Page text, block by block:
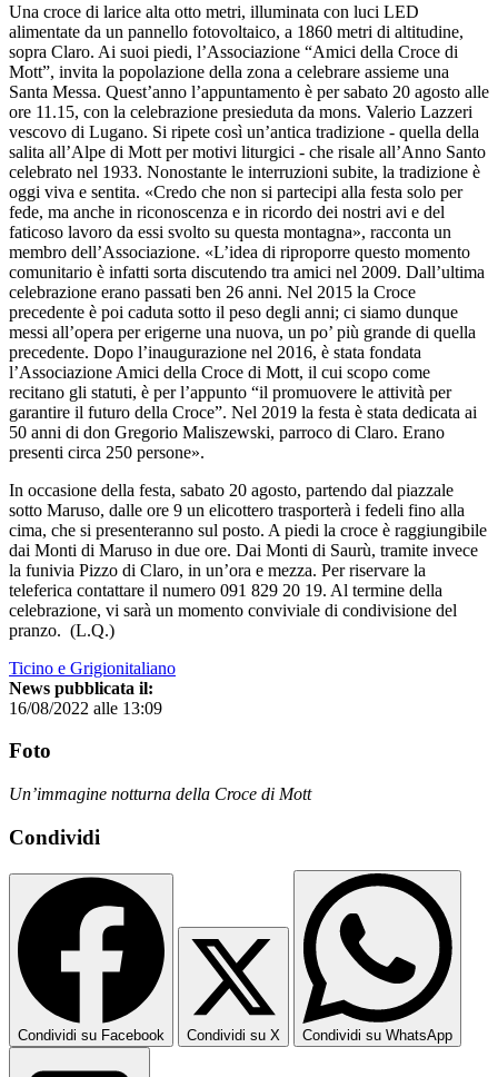
Una croce di larice alta otto metri, illuminata con luci LED
alimentate da un pannello fotovoltaico, a 1860 metri di altitudine,
sopra Claro. Ai suoi piedi, l’Associazione “Amici della Croce di
Mott”, invita la popolazione della zona a celebrare assieme una
Santa Messa. Quest’anno l’appuntamento è per sabato 20 agosto alle
ore 11.15, con la celebrazione presieduta da mons. Valerio Lazzeri
vescovo di Lugano. Si ripete così un’antica tradizione - quella della
salita all’Alpe di Mott per motivi liturgici - che risale all’Anno Santo
celebrato nel 1933. Nonostante le interruzioni subite, la tradizione è
oggi viva e sentita. «Credo che non si partecipi alla festa solo per
fede, ma anche in riconoscenza e in ricordo dei nostri avi e del
faticoso lavoro da essi svolto su questa montagna», racconta un
membro dell’Associazione. «L’idea di riproporre questo momento
comunitario è infatti sorta discutendo tra amici nel 2009. Dall’ultima
celebrazione erano passati ben 26 anni. Nel 2015 la Croce
precedente è poi caduta sotto il peso degli anni; ci siamo dunque
messi all’opera per erigerne una nuova, un po’ più grande di quella
precedente. Dopo l’inaugurazione nel 2016, è stata fondata
l’Associazione Amici della Croce di Mott, il cui scopo come
recitano gli statuti, è per l’appunto “il promuovere le attività per
garantire il futuro della Croce”. Nel 2019 la festa è stata dedicata ai
50 anni di don Gregorio Maliszewski, parroco di Claro. Erano
presenti circa 250 persone».
In occasione della festa, sabato 20 agosto, partendo dal piazzale
sotto Maruso, dalle ore 9 un elicottero trasporterà i fedeli fino alla
cima, che si presenteranno sul posto. A piedi la croce è raggiungibile
dai Monti di Maruso in due ore. Dai Monti di Saurù, tramite invece
la funivia Pizzo di Claro, in un’ora e mezza. Per riservare la
teleferica contattare il numero 091 829 20 19. Al termine della
celebrazione, vi sarà un momento conviviale di condivisione del
pranzo. (L.Q.)
Ticino e Grigionitaliano
News pubblicata il:
16/08/2022 alle 13:09
Foto
Un’immagine notturna della Croce di Mott
Condividi
Condividi su Facebook Condividi su X Condividi su WhatsApp